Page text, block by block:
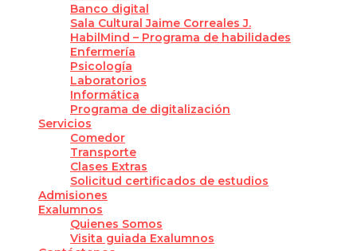
Banco digital
Sala Cultural Jaime Correales J.
HabilMind – Programa de habilidades
Enfermería
Psicología
Laboratorios
Informática
Programa de digitalización
Servicios
Comedor
Transporte
Clases Extras
Solicitud certificados de estudios
Admisiones
Exalumnos
Quienes Somos
Visita guiada Exalumnos